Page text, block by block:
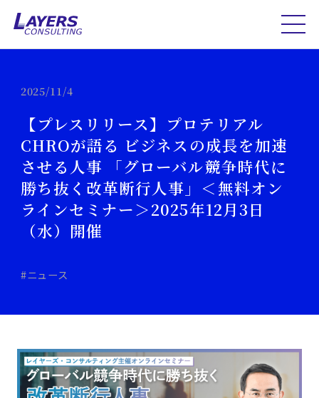
2025/11/4
【プレスリリース】プロテリアル
CHROが語る ビジネスの成長を加速
させる人事 「グローバル競争時代に
勝ち抜く改革断行人事」＜無料オン
ラインセミナー＞2025年12月3日
（水）開催
#ニュース